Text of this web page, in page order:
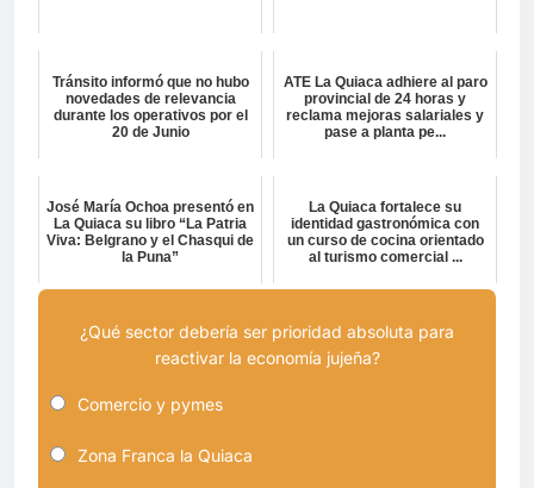
Tránsito informó que no hubo
novedades de relevancia
durante los operativos por el
20 de Junio
ATE La Quiaca adhiere al paro
provincial de 24 horas y
reclama mejoras salariales y
pase a planta pe...
José María Ochoa presentó en
La Quiaca su libro “La Patria
Viva: Belgrano y el Chasqui de
la Puna”
La Quiaca fortalece su
identidad gastronómica con
un curso de cocina orientado
al turismo comercial ...
¿Qué sector debería ser prioridad absoluta para
reactivar la economía jujeña?
Comercio y pymes
Zona Franca la Quiaca